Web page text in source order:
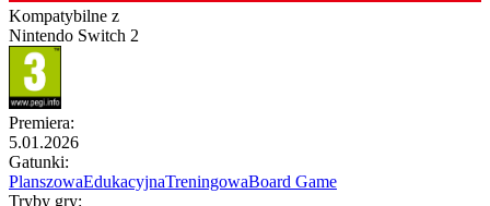
Kompatybilne z
Nintendo Switch 2
Premiera:
5.01.2026
Gatunki:
PlanszowaEdukacyjnaTreningowaBoard Game
Tryby gry: